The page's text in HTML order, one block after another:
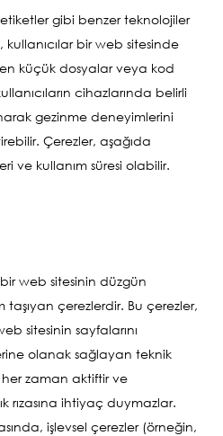
gibi benzer teknolojiler
kullanıcılar bir web sitesinde
küçük dosyalar veya kod
cihazlarında belirli
gezinme deneyimlerini
Çerezler, aşağıda
ve kullanım süresi olabilir.
web sitesinin düzgün
taşıyan çerezlerdir. Bu çerezler,
sitesinin sayfalarını
olanak sağlayan teknik
her zaman aktiftir ve
rızasına ihtiyaç duymazlar.
işlevsel çerezler (örneğin,